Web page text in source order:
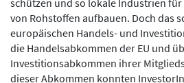
schützen und so lokale Industrien
von Rohstoffen aufbauen. Doch das
europäischen Handels- und
die Handelsabkommen der EU und
Investitionsabkommen ihrer
dieser Abkommen konnten